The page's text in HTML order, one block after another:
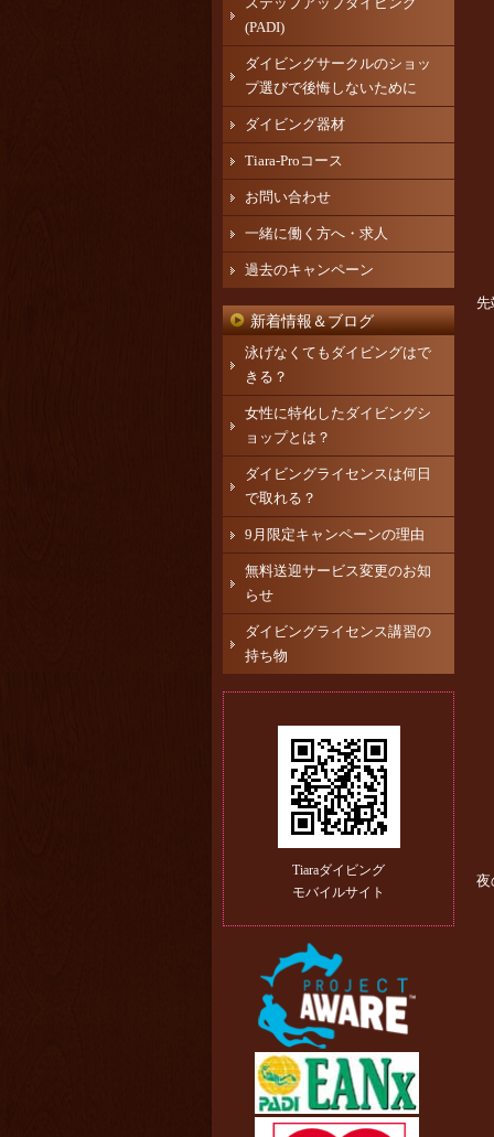
先
夜
(PADI)
ダイビングサークルのショッ
プ選びで後悔しないために
ダイビング器材
Tiara-Proコース
お問い合わせ
一緒に働く方へ・求人
過去のキャンペーン
新着情報＆ブログ
泳げなくてもダイビングはで
きる？
女性に特化したダイビングシ
ョップとは？
ダイビングライセンスは何日
で取れる？
9月限定キャンペーンの理由
無料送迎サービス変更のお知
らせ
ダイビングライセンス講習の
持ち物
Tiaraダイビング
モバイルサイト